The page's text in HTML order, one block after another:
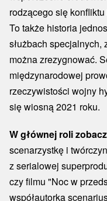
rodzącego się
To także historia
służbach specjalnych,
można zrezygnować.
międzynarodowej
rzeczywistości wojny
się wiosną 2021 roku.
W głównej roli
scenarzystkę i
z serialowej
czy filmu "Noc w
współautorką